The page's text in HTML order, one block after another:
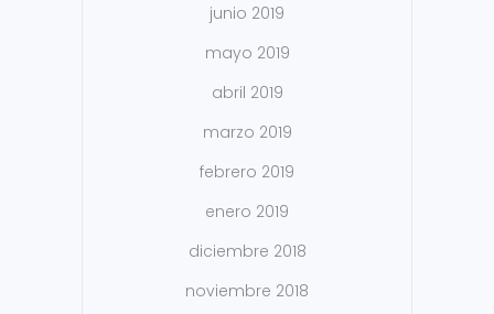
junio 2019
mayo 2019
abril 2019
marzo 2019
febrero 2019
enero 2019
diciembre 2018
noviembre 2018